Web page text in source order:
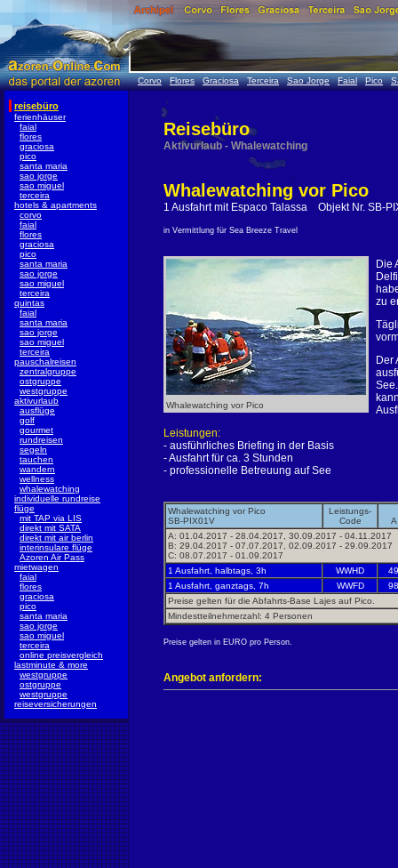
Corvo Flores Graciosa Terceira Sao Jorge Faial Pico
reisebüro
ferienhäuser
faial
flores
graciosa
pico
santa maria
sao jorge
sao miguel
terceira
hotels & apartments
corvo
faial
flores
graciosa
pico
santa maria
sao jorge
sao miguel
terceira
quintas
faial
santa maria
sao jorge
sao miguel
terceira
pauschalreisen
zentralgruppe
ostgruppe
westgruppe
aktivurlaub
ausflüge
golf
gourmet
rundreisen
segeln
tauchen
wandern
wellness
whalewatching
individuelle rundreise
flüge
mit TAP via LIS
direkt mit SATA
direkt mit air berlin
interinsulare flüge
Azoren Air Pass
mietwagen
faial
flores
graciosa
pico
santa maria
sao jorge
sao miguel
terceira
online preisvergleich
lastminute & more
westgruppe
ostgruppe
westgruppe
reiseversicherungen
Reisebüro
Aktivurlaub - Whalewatching
Whalewatching vor Pico
1 Ausfahrt mit Espaco Talassa Objekt Nr. SB-
in Vermittlung für Sea Breeze Travel
Whalewatching vor Pico
Die
zu
Der
Leistungen:
- ausführliches Briefing in der Basis
- Ausfahrt für ca. 3 Stunden
- professionelle Betreuung auf See
Whalewatching vor Pico
SB-PIX01V
Leistungs-
Code
A
A: 01.04.2017 - 28.04.2017, 30.09.2017 - 04.11.2017
B: 29.04.2017 - 07.07.2017, 02.09.2017 - 29.09.2017
C: 08.07.2017 - 01.09.2017
1 Ausfahrt, halbtags, 3h
WWHD
49
1 Ausfahrt, ganztags, 7h
WWFD
98
Preise gelten für die Abfahrts-Base Lajes auf Pico.
Mindestteilnehmerzahl: 4 Personen
Preise gelten in EURO pro Person.
Angebot anfordern: